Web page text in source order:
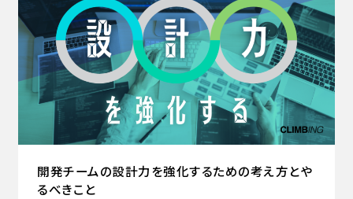
開発チームの設計力を強化するための考え方とや
るべきこと